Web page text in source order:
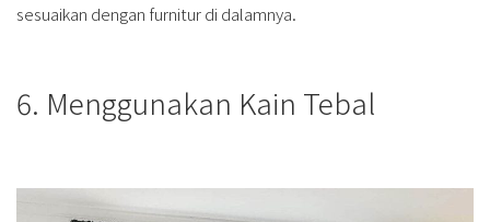
sesuaikan dengan furnitur di dalamnya.
6. Menggunakan Kain Tebal